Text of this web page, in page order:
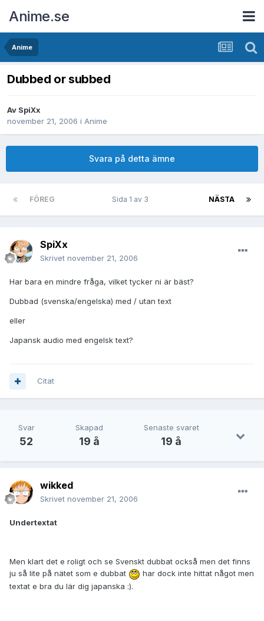
Anime.se
Anime
Dubbed or subbed
Av SpiXx
november 21, 2006 i Anime
Svara på detta ämne
FÖREG NÄSTA
Sida 1 av 3
SpiXx
Skrivet november 21, 2006
Har bara en mindre fråga, vilket tycker ni är bäst?
Dubbad (svenska/engelska) med / utan text
eller
Japansk audio med engelsk text?
Citat
Svar
52
Skapad
19 å
Senaste svaret
19 å
wikked
Skrivet november 21, 2006
Undertextat
Men klart det e roligt och se Svenskt dubbat också men det finns
ju så lite på nätet som e dubbat
har dock inte hittat något men
textat e bra du lär dig japanska :).